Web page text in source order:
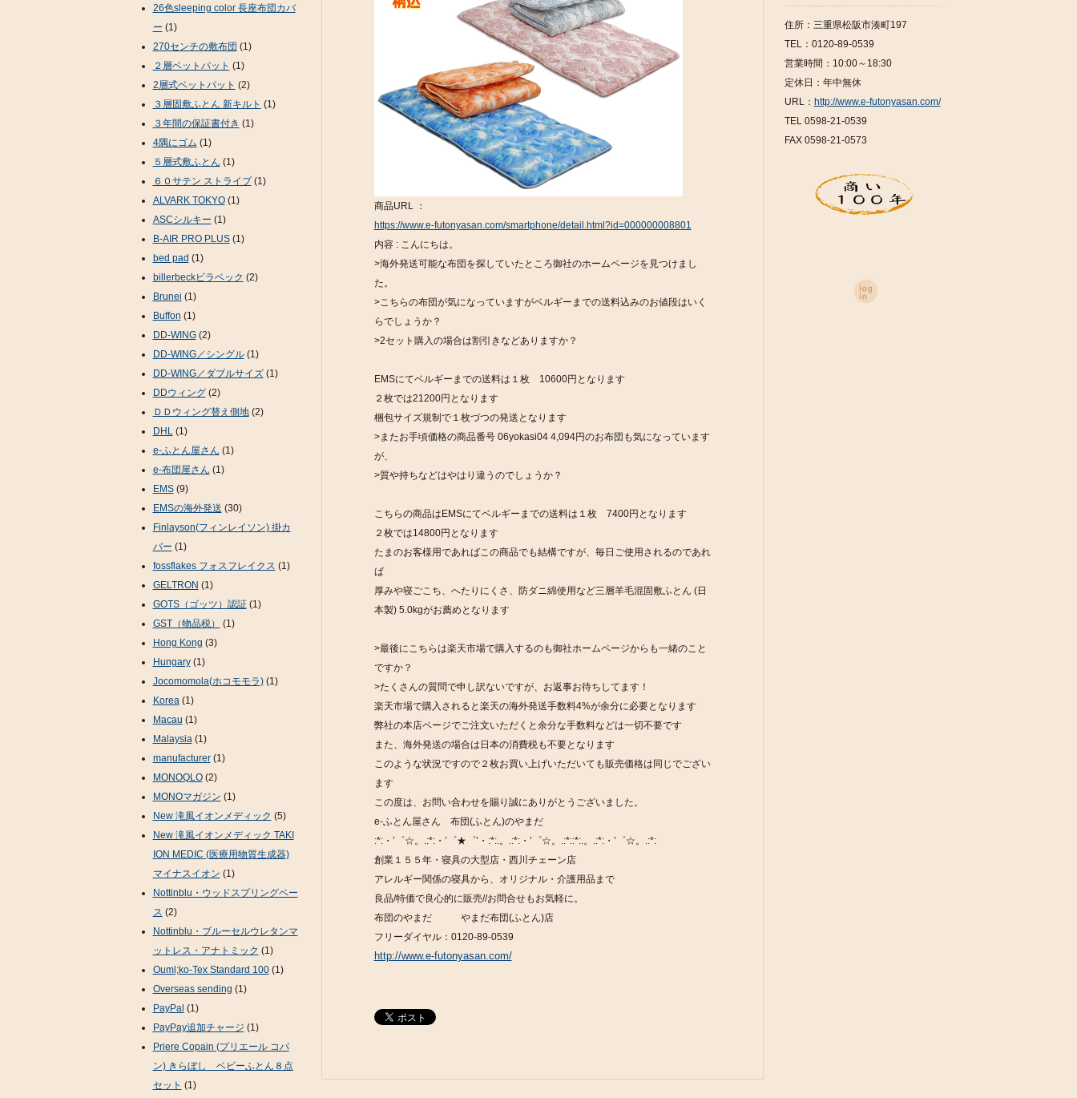
商品URL ：
https://www.e-futonyasan.com/smartphone/detail.html?id=000000008801
内容 : こんにちは。
>海外発送可能な布団を探していたところ御社のホームページを見つけまし
た。
>こちらの布団が気になっていますがベルギーまでの送料込みのお値段はいく
らでしょうか？
>2セット購入の場合は割引きなどありますか？
EMSにてベルギーまでの送料は１枚 10600円となります
２枚では21200円となります
梱包サイズ規制で１枚づつの発送となります
>またお手頃価格の商品番号 06yokasi04 4,094円のお布団も気になっています
が、
>質や持ちなどはやはり違うのでしょうか？
こちらの商品はEMSにてベルギーまでの送料は１枚 7400円となります
２枚では14800円となります
たまのお客様用であればこの商品でも結構ですが、毎日ご使用されるのであれ
ば
厚みや寝ごこち、へたりにくさ、防ダニ綿使用など三層羊毛混固敷ふとん (日
本製) 5.0kgがお薦めとなります
>最後にこちらは楽天市場で購入するのも御社ホームページからも一緒のこと
ですか？
>たくさんの質問で申し訳ないですが、お返事お待ちしてます！
楽天市場で購入されると楽天の海外発送手数料4%が余分に必要となります
弊社の本店ページでご注文いただくと余分な手数料などは一切不要です
また、海外発送の場合は日本の消費税も不要となります
このような状況ですので２枚お買い上げいただいても販売価格は同じでござい
ます
この度は、お問い合わせを賜り誠にありがとうございました。
e-ふとん屋さん 布団(ふとん)のやまだ
:*:・’゜☆。.:*:・’゜★゜’・:*:.。.:*:・’゜☆。.:*::*:.。.:*:・’゜☆。.:*:
創業１５５年・寝具の大型店・西川チェーン店
アレルギー関係の寝具から、オリジナル・介護用品まで
良品/特価で良心的に販売//お問合せもお気軽に。
布団のやまだ やまだ布団(ふとん)店
フリーダイヤル：0120-89-0539
http://www.e-futonyasan.com/
26色sleeping color 長座布団カバ
ー (1)
270センチの敷布団 (1)
２層ベットパット (1)
2層式ベットパット (2)
３層固敷ふとん 新キルト (1)
３年間の保証書付き (1)
4隅にゴム (1)
５層式敷ふとん (1)
６０サテン ストライプ(1)
ALVARK TOKYO(1)
ASCシルキー (1)
B-AIR PRO PLUS(1)
bed pad (1)
billerbeckビラベック (2)
Brunei (1)
Buffon (1)
DD-WING(2)
DD-WING／シングル(1)
DD-WING／ダブルサイズ(1)
DDウィング(2)
ＤＤウィング替え側地(2)
DHL(1)
e-ふとん屋さん (1)
e-布団屋さん (1)
EMS(9)
EMSの海外発送 (30)
Finlayson(フィンレイソン) 掛カ
バー (1)
fossflakes フォスフレイクス (1)
GELTRON (1)
GOTS（ゴッツ）認証(1)
GST（物品税）
(1)
Hong Kong (3)
Hungary(1)
Jocomomola(ホコモモラ)(1)
Korea(1)
Macau (1)
Malaysia(1)
manufacturer(1)
MONOQLO(2)
MONOマガジン (1)
New 滝風イオンメディック (5)
New 滝風イオンメディック TAKI
ION MEDIC (医療用物質生成器)
マイナスイオン (1)
Nottinblu・ウッドスプリングベー
ス (2)
Nottinblu・ブルーセルウレタンマ
ットレス・アナトミック (1)
Ouml;ko-Tex Standard 100(1)
Overseas sending (1)
PayPal (1)
PayPay追加チャージ (1)
Priere Copain (プリエール コパ
ン) きらぼし ベビーふとん８点
セット (1)
住所：三重県松阪市湊町197
TEL：0120-89-0539
営業時間：10:00～18:30
定休日：年中無休
URL： http://www.e-futonyasan.com/
TEL 0598-21-0539
FAX 0598-21-0573